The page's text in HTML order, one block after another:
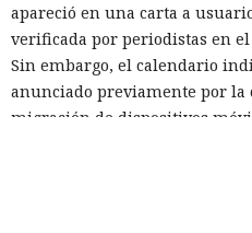
apareció en una carta a
verificada por periodistas en
Sin embargo, el calendario
anunciado previamente por la
migración de dispositivos